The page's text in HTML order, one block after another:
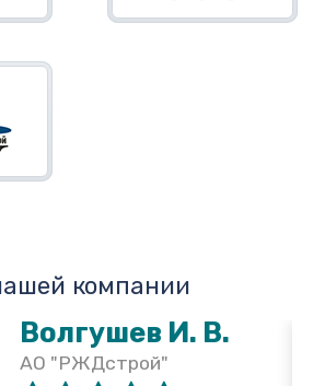
компании
Волгушев И. В.
АО "РЖДстрой"